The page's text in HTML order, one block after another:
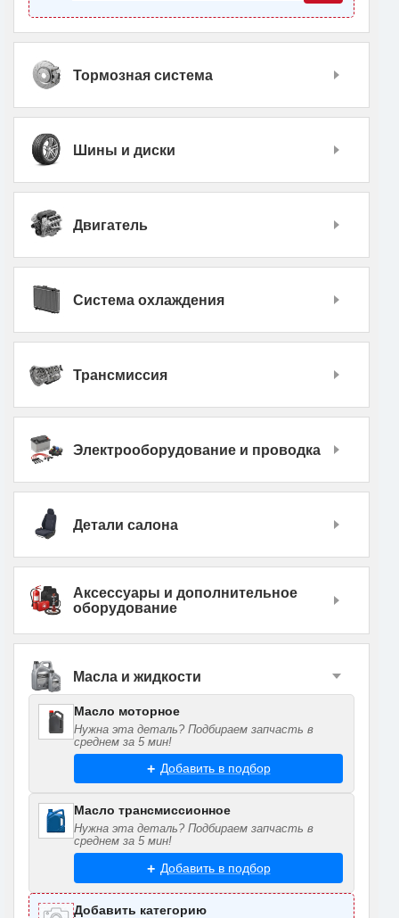
Тормозная система
Шины и диски
Двигатель
Система охлаждения
Трансмиссия
Электрооборудование и проводка
Детали салона
Аксессуары и дополнительное
оборудование
Масла и жидкости
Масло моторное
Нужна эта деталь? Подбираем запчасть в
среднем за 5 мин!
Добавить в подбор
Масло трансмиссионное
Нужна эта деталь? Подбираем запчасть в
среднем за 5 мин!
Добавить в подбор
Добавить категорию